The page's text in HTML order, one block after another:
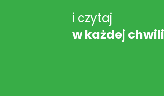
i czytaj
w każdej chwili